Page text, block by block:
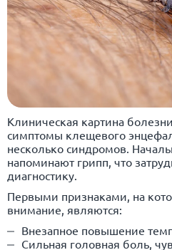
Клиническая картина
симптомы клещевого
несколько синдромов.
напоминают грипп, что
диагностику.
Первыми признаками, на
внимание, являются:
Внезапное повышение
Сильная головная боль,